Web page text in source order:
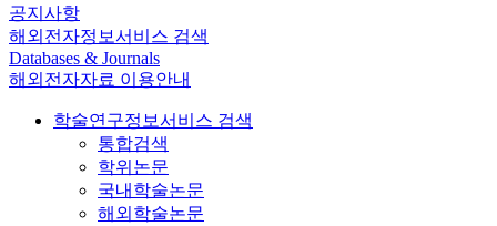
공지사항
해외전자정보서비스 검색
Databases & Journals
해외전자자료 이용안내
학술연구정보서비스 검색
통합검색
학위논문
국내학술논문
해외학술논문